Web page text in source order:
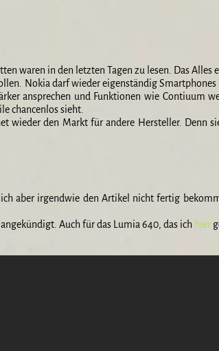
waren in den letzten Tagen zu lesen. Das Alles
Nokia darf wieder eigenständig
ansprechen und Funktionen wie Contiuum
chancenlos sieht.
wieder den Markt für andere Hersteller. Denn
aber irgendwie den Artikel nicht fertig
Auch für das Lumia 640, das ich hier